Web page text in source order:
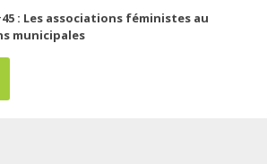
: Les associations féministes au
municipales